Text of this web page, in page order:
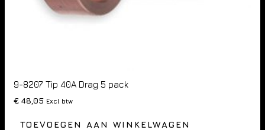
9-8207 Tip 40A Drag 5 pack
€ 48,05 Excl btw
TOEVOEGEN AAN WINKELWAGEN